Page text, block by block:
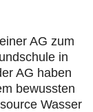
AG zum
in
AG haben
bewussten
Wasser